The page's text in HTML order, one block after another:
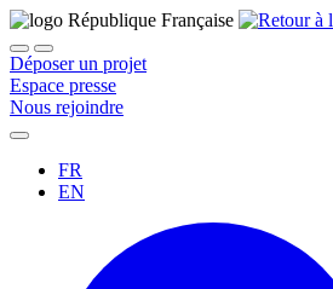
Déposer un projet
Espace presse
Nous rejoindre
FR
EN